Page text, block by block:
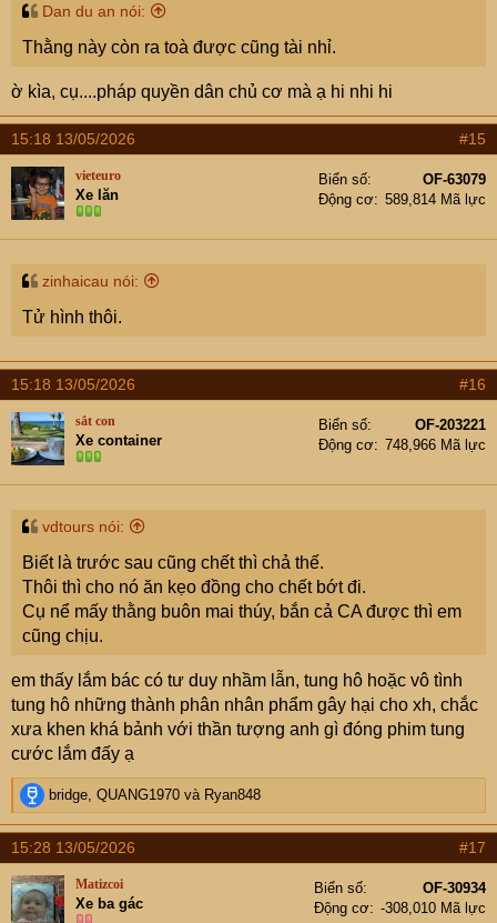
Dan du an nói:
Thằng này còn ra toà được cũng tài nhỉ.
ờ kìa, cụ....pháp quyền dân chủ cơ mà ạ hi nhi hi
15:18 13/05/2026 #15
vieteuro
Xe lăn
Biển số
OF-63079
Động cơ
589,814 Mã lực
zinhaicau nói:
Tử hình thôi.
15:18 13/05/2026 #16
sắt con
Xe container
Biển số
OF-203221
Động cơ
748,966 Mã lực
vdtours nói:
Biết là trước sau cũng chết thì chả thế.
Thôi thì cho nó ăn kẹo đồng cho chết bớt đi.
Cụ nể mấy thằng buôn mai thúy, bắn cả CA được thì em
cũng chịu.
em thấy lắm bác có tư duy nhầm lẫn, tung hô hoặc vô tình
tung hô những thành phân nhân phẩm gây hại cho xh, chắc
xưa khen khá bảnh với thần tượng anh gì đóng phim tung
cước lắm đấy ạ
R
e
a
c
t
i
o
bridge QUANG1970 và Ryan848
15:28 13/05/2026 #17
Matizcoi
Xe ba gác
Biển số
OF-30934
Động cơ
-308,010 Mã lực